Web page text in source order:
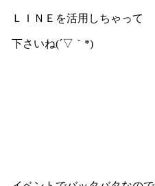
ＬＩＮＥを活用しちゃって
下さいね(´▽｀*)